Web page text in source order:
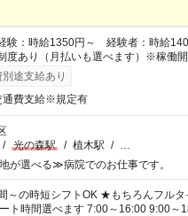
験：時給1350円～ 経験者：時給
度あり（月払いも選べます）※稼働開
支払いとなります。
途支給あり
通費支給※規定有
/ 光の森駅 / 植木駅 / …
が選べる≫病院でのお仕事です。
フトOK ★もちろんフルタイムシフトも可
ト時間選べます 7:00～16:00 9:00～